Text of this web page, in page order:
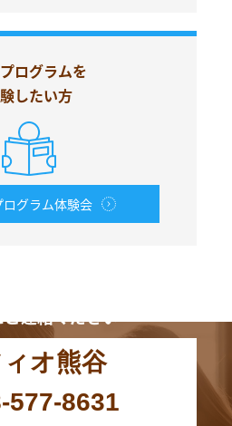
ログラムを
したい方
グラム体験会
連絡ください
オ熊谷
577-8631